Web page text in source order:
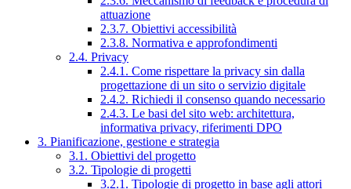
attuazione
2.3.7. Obiettivi accessibilità
2.3.8. Normativa e approfondimenti
2.4. Privacy
2.4.1. Come rispettare la privacy sin dalla
progettazione di un sito o servizio digitale
2.4.2. Richiedi il consenso quando necessario
2.4.3. Le basi del sito web: architettura,
informativa privacy, riferimenti DPO
3. Pianificazione, gestione e strategia
3.1. Obiettivi del progetto
3.2. Tipologie di progetti
3.2.1. Tipologie di progetto in base agli attori